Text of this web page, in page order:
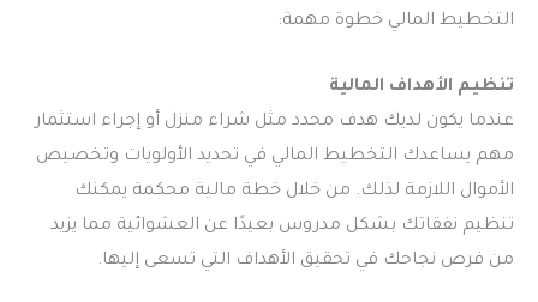
التخطيط المالي خطوة مهمة:
تنظيم الأهداف المالية
عندما يكون لديك هدف محدد مثل شراء منزل أو إجراء استثمار
مهم يساعدك التخطيط المالي في تحديد الأولويات وتخصيص
الأموال اللازمة لذلك. من خلال خطة مالية محكمة يمكنك
تنظيم نفقاتك بشكل مدروس بعيدًا عن العشوائية مما يزيد
من فرص نجاحك في تحقيق الأهداف التي تسعى إليها.